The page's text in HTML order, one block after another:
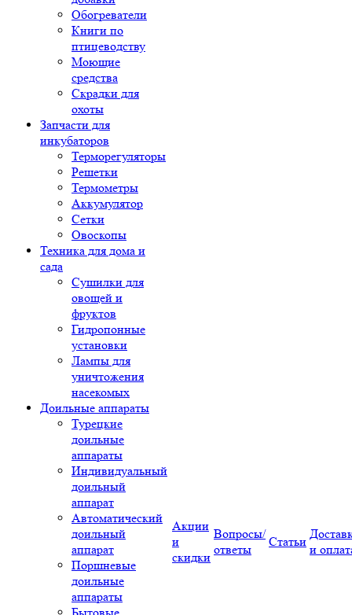
Обогреватели
Книги по
птицеводству
Моющие
средства
Скрадки для
охоты
Запчасти для
инкубаторов
Терморегуляторы
Решетки
Термометры
Аккумулятор
Сетки
Овоскопы
Техника для дома и
сада
Сушилки для
овощей и
фруктов
Гидропонные
установки
Лампы для
уничтожения
насекомых
Доильные аппараты
Турецкие
доильные
аппараты
Индивидуальный
доильный
аппарат
Автоматический
доильный
аппарат
Поршневые
доильные
аппараты
Акции
и
скидки
Вопросы/
ответы
Статьи
и